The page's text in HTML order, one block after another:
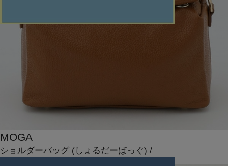
MOGA
ショルダーバッグ (しょるだーばっぐ) /